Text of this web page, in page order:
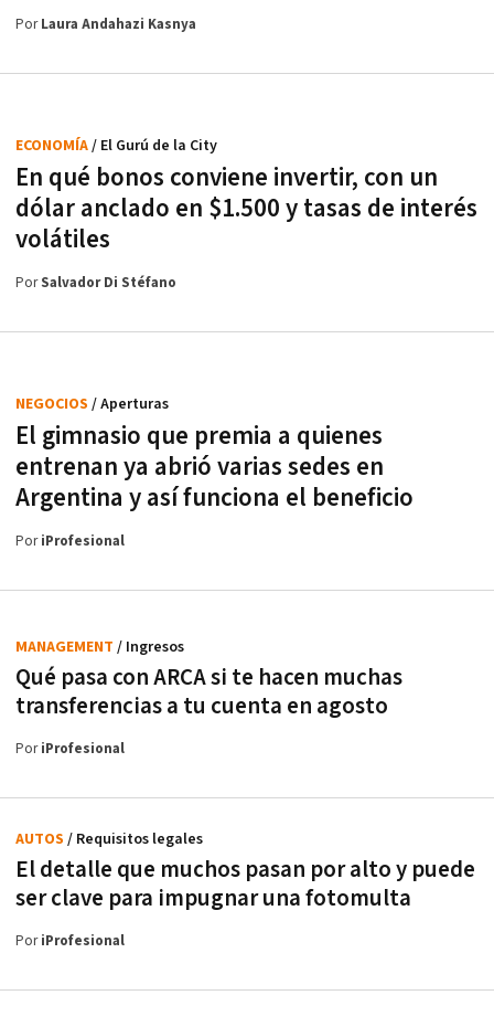
PorLaura Andahazi Kasnya
En qué bonos conviene invertir, con un
dólar anclado en $1.500 y tasas de interés
volátiles
ECONOMÍA/ El Gurú de la City
PorSalvador Di Stéfano
El gimnasio que premia a quienes
entrenan ya abrió varias sedes en
Argentina y así funciona el beneficio
NEGOCIOS / Aperturas
PoriProfesional
Qué pasa con ARCA si te hacen muchas
transferencias a tu cuenta en agosto
MANAGEMENT / Ingresos
PoriProfesional
El detalle que muchos pasan por alto y puede
ser clave para impugnar una fotomulta
AUTOS / Requisitos legales
PoriProfesional